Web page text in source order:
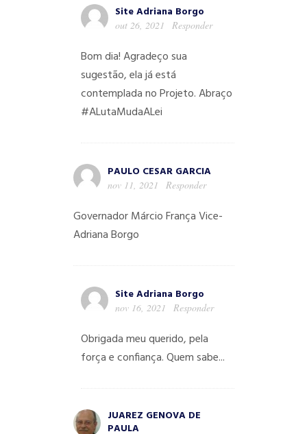
Site Adriana Borgo
out 26, 2021 Responder
Bom dia! Agradeço sua
sugestão, ela já está
contemplada no Projeto. Abraço
#ALutaMudaALei
PAULO CESAR GARCIA
nov 11, 2021 Responder
Governador Márcio FrançaVice-
Adriana Borgo
Site Adriana Borgo
nov 16, 2021 Responder
Obrigada meu querido, pela
força e confiança. Quem sabe...
JUAREZ GENOVA DE
PAULA